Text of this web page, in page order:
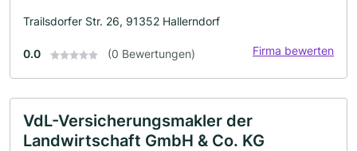
Trailsdorfer Str. 26, 91352 Hallerndorf
0.0 (0 Bewertungen) Firma bewerten
VdL-Versicherungsmakler der
Landwirtschaft GmbH & Co. KG